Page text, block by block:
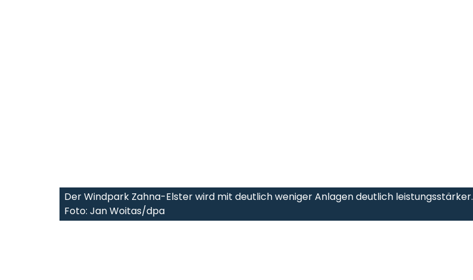
Der Windpark Zahna-Elster wird mit deutlich weniger Anlagen deutlich leistungsstärker.
Foto: Jan Woitas/dpa